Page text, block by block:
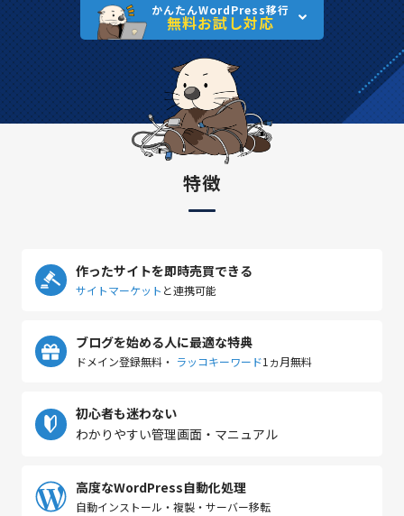
かんたんWordPress移行
無料お試し対応
特徴
作ったサイトを即時売買できる
サイトマーケット と連携可能
ブログを始める人に最適な特典
ドメイン登録無料・ ラッコキーワード1ヵ月無料
初心者も迷わない
わかりやすい管理画面・マニュアル
高度なWordPress自動化処理
自動インストール・複製・サーバー移転